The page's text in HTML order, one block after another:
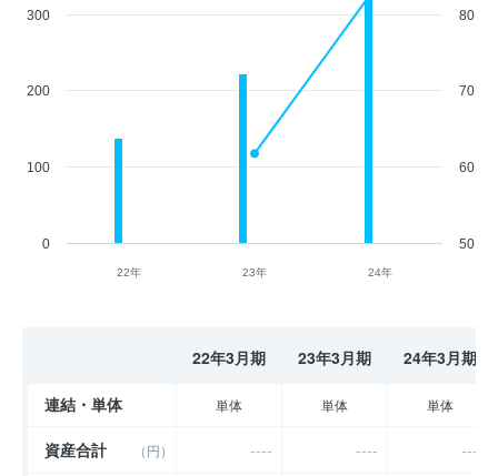
22年 23年 24年
0
100
200
300
50
60
70
80
22年3月期 23年3月期 24年3月期
連結・単体 単体 単体 単体
資産合計 （円） ---- ---- ----